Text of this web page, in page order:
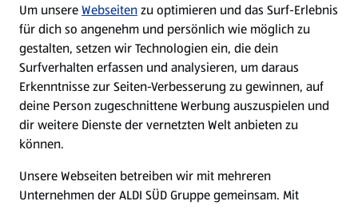
WhatsApp
Über ALDI SÜD
Filialen
Nachhaltigkeit
Um unsereWebseitenzu optimieren und das Surf-Erlebnis
für dich so angenehm und persönlich wie möglich zu
gestalten, setzen wir Technologien ein, die dein
Surfverhalten erfassen und analysieren, um daraus
Erkenntnisse zur Seiten-Verbesserung zu gewinnen, auf
deine Person zugeschnittene Werbung auszuspielen und
dir weitere Dienste der vernetzten Welt anbieten zu
können.
Unsere Webseiten betreiben wir mit mehreren
Unternehmen der ALDI SÜD Gruppe gemeinsam. Mit